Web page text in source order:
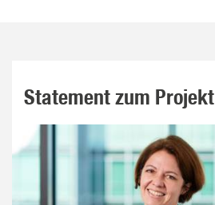
Statement zum Projekt